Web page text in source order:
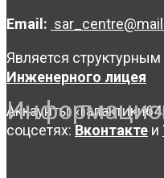
Email:
Является
Инженерного лицея
Аккаунты
соцсетях: Вконтакте и